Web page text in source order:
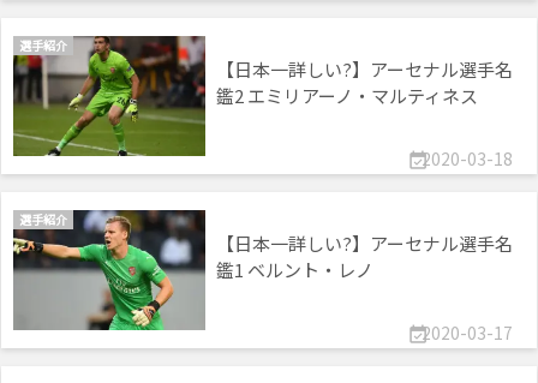
2020-03-18
選手紹介
【日本一詳しい?】アーセナル選手名
鑑2 エミリアーノ・マルティネス
2020-03-17
選手紹介
【日本一詳しい?】アーセナル選手名
鑑1 ベルント・レノ